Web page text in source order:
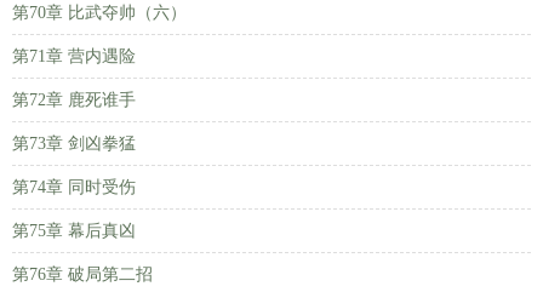
第70章 比武夺帅（六）
第71章 营内遇险
第72章 鹿死谁手
第73章 剑凶拳猛
第74章 同时受伤
第75章 幕后真凶
第76章 破局第二招